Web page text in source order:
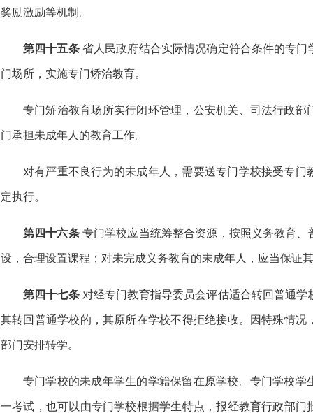
奖励激励等机制。
第四十五条省人民政府结合实际情况确定符合条件的专
门场所，实施专门矫治教育。
专门矫治教育场所实行闭环管理，公安机关、司法行政
门承担未成年人的教育工作。
对有严重不良行为的未成年人，需要送专门学校接受专
定执行。
第四十六条专门学校应当统筹整合资源，按照义务教育
设，合理设置课程；对未完成义务教育的未成年人，应当保证
第四十七条对经专门教育指导委员会评估适合转回普通
其转回普通学校的，其原所在学校不得拒绝接收。因特殊情
部门安排转学。
专门学校的未成年学生的学籍保留在原学校。专门学校
一考试，也可以由专门学校根据学生特点，报经教育行政部